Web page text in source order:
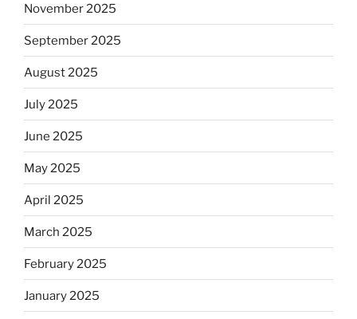
November 2025
September 2025
August 2025
July 2025
June 2025
May 2025
April 2025
March 2025
February 2025
January 2025